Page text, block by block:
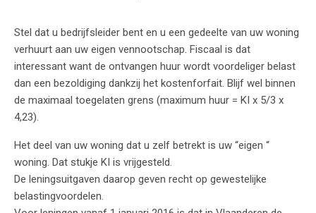
Stel dat u bedrijfsleider bent en u een gedeelte van uw woning
verhuurt aan uw eigen vennootschap. Fiscaal is dat
interessant want de ontvangen huur wordt voordeliger belast
dan een bezoldiging dankzij het kostenforfait. Blijf wel binnen
de maximaal toegelaten grens (maximum huur = KI x 5/3 x
4,23).
Het deel van uw woning dat u zelf betrekt is uw “eigen “
woning. Dat stukje KI is vrijgesteld.
De leningsuitgaven daarop geven recht op gewestelijke
belastingvoordelen.